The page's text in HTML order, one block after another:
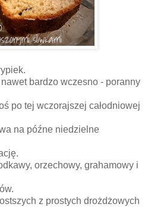
bardzo wczesno - poranny
po tej wczorajszej całodniowej
na późne niedzielne
orzechowy, grahamowy i
z prostych drożdżowych